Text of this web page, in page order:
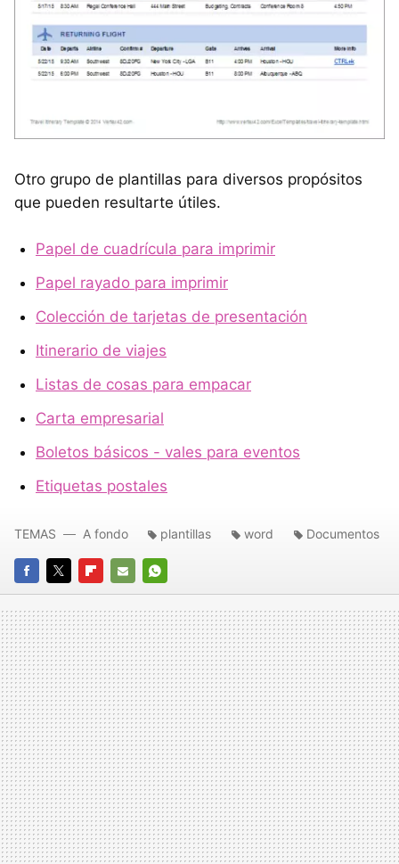
Otro grupo de plantillas para diversos propósitos
que pueden resultarte útiles.
Papel de cuadrícula para imprimir
Papel rayado para imprimir
Colección de tarjetas de presentación
Itinerario de viajes
Listas de cosas para empacar
Carta empresarial
Boletos básicos - vales para eventos
Etiquetas postales
FACEBOOK
TWITTERFLIPBOARD
E-
MAIL
WHATSAPP
TEMAS A fondo plantillas word Documentos